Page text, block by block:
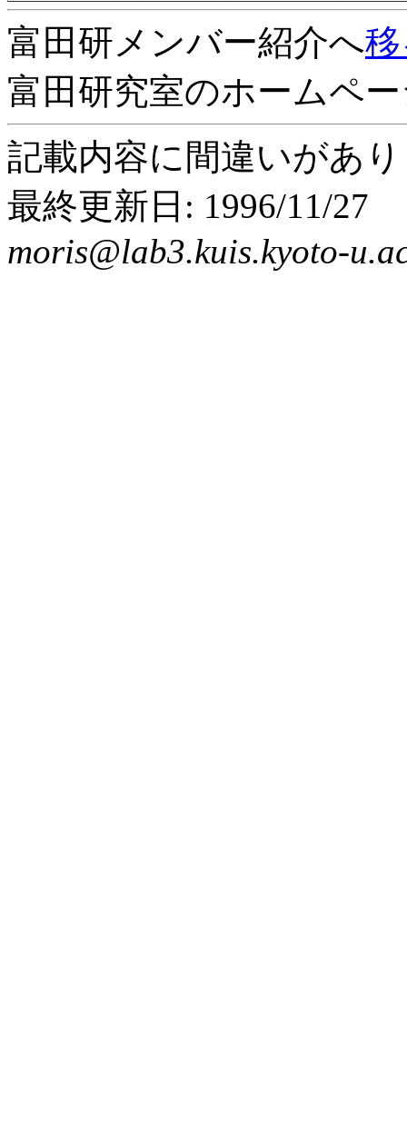
富田研メンバー紹介へ
富田研究室のホームペ
記載内容に間違いがあ
最終更新日: 1996/11/27
moris@lab3.kuis.kyoto-